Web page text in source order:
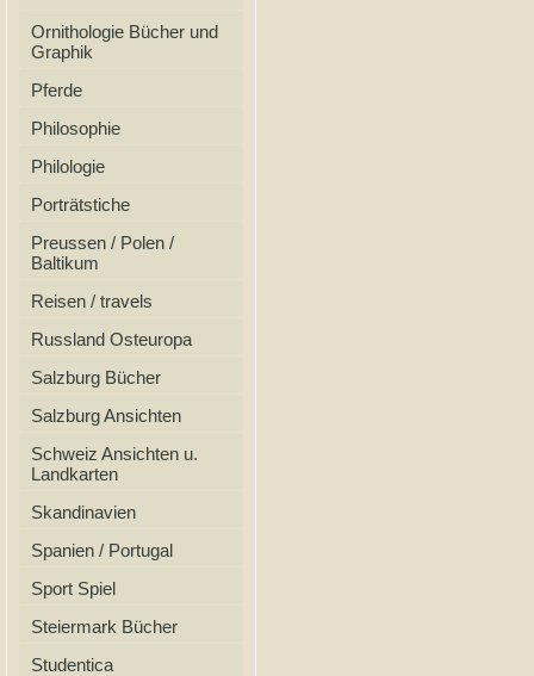
Ornithologie Bücher und
Graphik
Pferde
Philosophie
Philologie
Porträtstiche
Preussen / Polen /
Baltikum
Reisen / travels
Russland Osteuropa
Salzburg Bücher
Salzburg Ansichten
Schweiz Ansichten u.
Landkarten
Skandinavien
Spanien / Portugal
Sport Spiel
Steiermark Bücher
Studentica